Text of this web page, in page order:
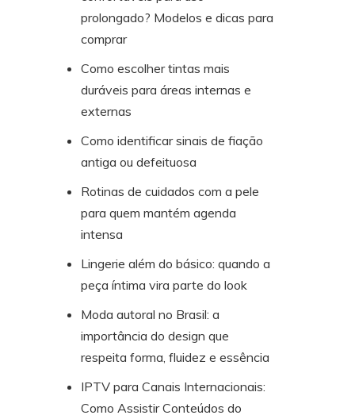
prolongado? Modelos e dicas para
comprar
Como escolher tintas mais
duráveis para áreas internas e
externas
Como identificar sinais de fiação
antiga ou defeituosa
Rotinas de cuidados com a pele
para quem mantém agenda
intensa
Lingerie além do básico: quando a
peça íntima vira parte do look
Moda autoral no Brasil: a
importância do design que
respeita forma, fluidez e essência
IPTV para Canais Internacionais:
Como Assistir Conteúdos do